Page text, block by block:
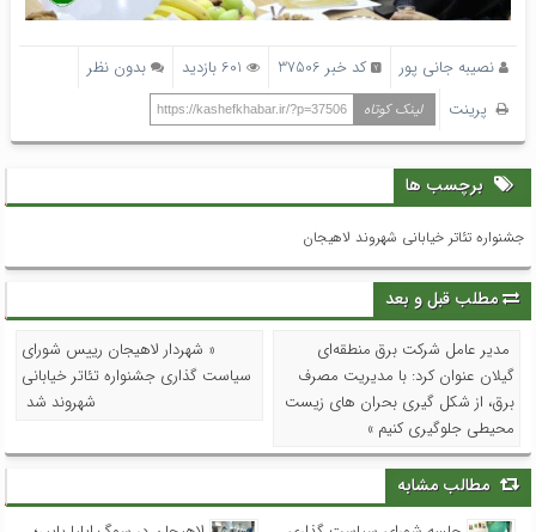
نصیبه جانی پور کد خبر 37506 601 بازدید
بدون نظر
پرینت
لینک کوتاه https://kashefkhabar.ir/?p=37506
برچسب ها
جشنواره تئاتر خیابانی شهروند لاهیجان
مطلب قبل و بعد
مدیر عامل شرکت برق منطقه‌ای
گیلان عنوان کرد: با مدیریت مصرف
برق، از شکل گیری بحران های زیست
محیطی جلوگیری کنیم »
« شهردار لاهیجان رییس شورای
سیاست گذاری جشنواره تئاتر خیابانی
شهروند شد
مطالب مشابه